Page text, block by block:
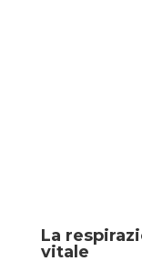
La
vitale